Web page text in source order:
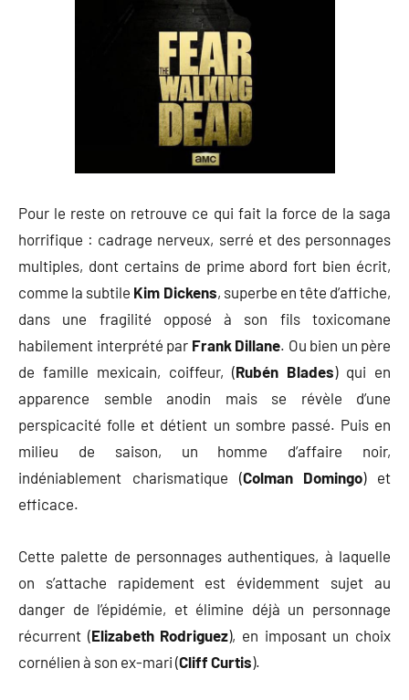
Pour le reste on retrouve ce qui fait la force de la saga
horrifique : cadrage nerveux, serré et des personnages
multiples, dont certains de prime abord fort bien écrit,
comme la subtile Kim Dickens, superbe en tête d’affiche,
dans une fragilité opposé à son fils toxicomane
habilement interprété par Frank Dillane. Ou bien un père
de famille mexicain, coiffeur, (Rubén Blades) qui en
apparence semble anodin mais se révèle d’une
perspicacité folle et détient un sombre passé. Puis en
milieu de saison, un homme d’affaire noir,
indéniablement charismatique (Colman Domingo) et
efficace.
Cette palette de personnages authentiques, à laquelle
on s’attache rapidement est évidemment sujet au
danger de l’épidémie, et élimine déjà un personnage
récurrent (Elizabeth Rodriguez), en imposant un choix
cornélien à son ex-mari (Cliff Curtis).